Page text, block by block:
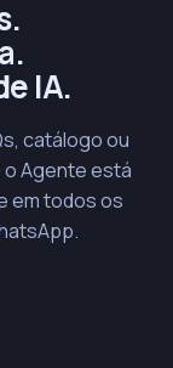
IA.
catálogo ou
o Agente está
em todos os